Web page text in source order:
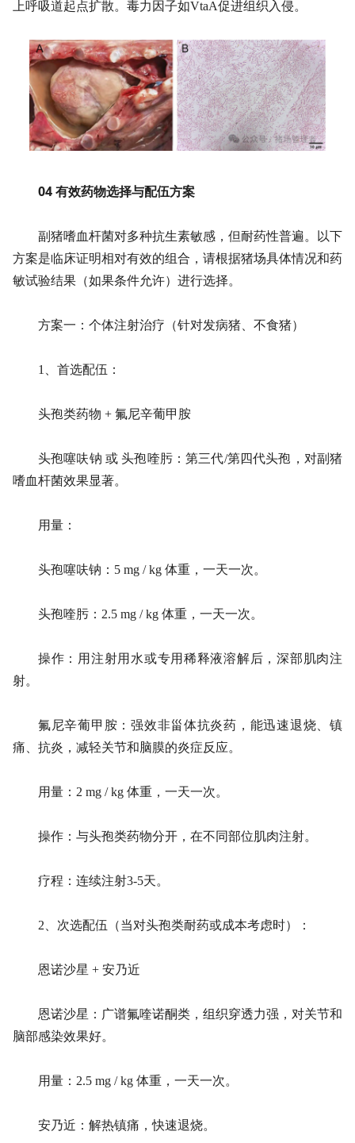
上呼吸道起点扩散。毒力因子如VtaA促进组织入侵。
04 有效药物选择与配伍方案
副猪嗜血杆菌对多种抗生素敏感，但耐药性普遍。以下
方案是临床证明相对有效的组合，请根据猪场具体情况和药
敏试验结果（如果条件允许）进行选择。
方案一：个体注射治疗（针对发病猪、不食猪）
1、首选配伍：
头孢类药物 + 氟尼辛葡甲胺
头孢噻呋钠 或 头孢喹肟：第三代/第四代头孢，对副猪
嗜血杆菌效果显著。
用量：
头孢噻呋钠：5 mg / kg 体重，一天一次。
头孢喹肟：2.5 mg / kg 体重，一天一次。
操作：用注射用水或专用稀释液溶解后，深部肌肉注
射。
氟尼辛葡甲胺：强效非甾体抗炎药，能迅速退烧、镇
痛、抗炎，减轻关节和脑膜的炎症反应。
用量：2 mg / kg 体重，一天一次。
操作：与头孢类药物分开，在不同部位肌肉注射。
疗程：连续注射3-5天。
2、次选配伍（当对头孢类耐药或成本考虑时）：
恩诺沙星 + 安乃近
恩诺沙星：广谱氟喹诺酮类，组织穿透力强，对关节和
脑部感染效果好。
用量：2.5 mg / kg 体重，一天一次。
安乃近：解热镇痛，快速退烧。